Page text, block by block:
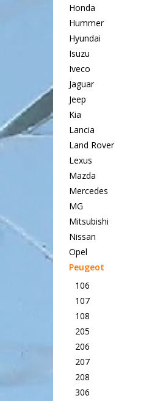
Honda
Hummer
Hyundai
Isuzu
Iveco
Jaguar
Jeep
Kia
Lancia
Land Rover
Lexus
Mazda
Mercedes
MG
Mitsubishi
Nissan
Opel
Peugeot
106
107
108
205
206
207
208
306